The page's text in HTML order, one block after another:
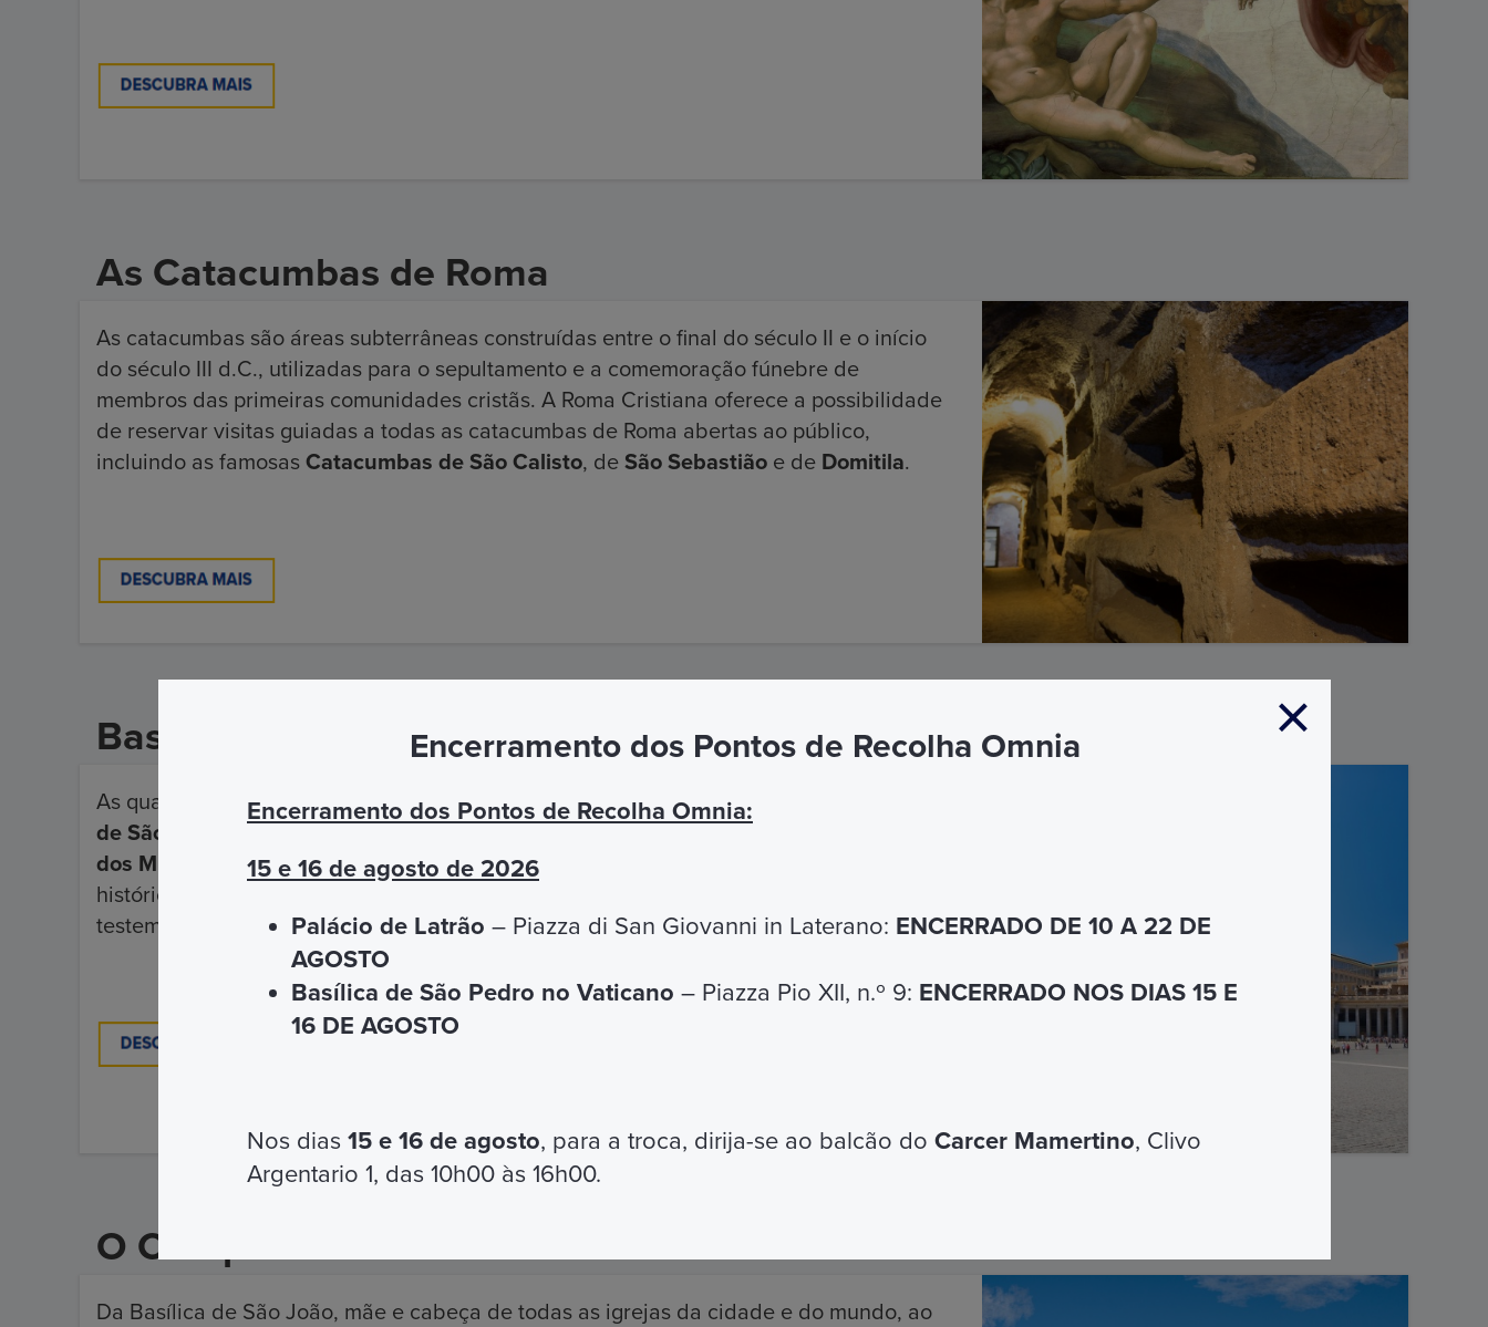
As Catacumbas de Roma
As catacumbas são áreas subterrâneas construídas entre o final do século II e o início
do século III d.C., utilizadas para o sepultamento e a comemoração fúnebre de
membros das primeiras comunidades cristãs. A Roma Cristiana oferece a possibilidade
de reservar visitas guiadas a todas as catacumbas de Roma abertas ao público,
incluindo as famosas Catacumbas de São Calisto, de São Sebastião e de Domitila.
Basílica de São Pedro e as Basílicas Papais
As quatro basílicas papais de Roma são:Basílica de São Pedro no Vaticano, Basílica
de São João de Latrão, Basílica de Santa Maria Maior e Basílica de São Paulo Fora
dos Muros
. Uma visita guiada a essas basílicas revela sua importância religiosa e
histórica, mas também revela verdadeiras obras-primas arquitetônicas e artísticas,
testemunhos da grandeza do cristianismo em Roma.
O Complexo de São João de Latrão
Da Basílica de São João, mãe e cabeça de todas as igrejas da cidade e do mundo, ao
Encerramento dos Pontos de Recolha Omnia
Encerramento dos Pontos de Recolha Omnia:
15 e 16 de agosto de 2026
Palácio de Latrão – Piazza di San Giovanni in Laterano: ENCERRADO DE 10 A 22 DE
AGOSTO
Basílica de São Pedro no Vaticano – Piazza Pio XII, n.º 9: ENCERRADO NOS DIAS 15 E
16 DE AGOSTO
Nos dias 15 e 16 de agosto, para a troca, dirija-se ao balcão do Carcer Mamertino, Clivo
Argentario 1, das 10h00 às 16h00.